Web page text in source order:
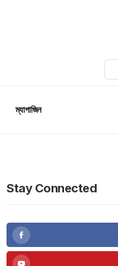
ম্যাগাজিন
Stay Connected